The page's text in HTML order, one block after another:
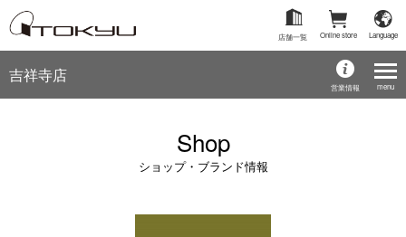
Language
Online store
店舗一覧
吉祥寺店
営業情報
Shop
ショップ・ブランド情報
menu